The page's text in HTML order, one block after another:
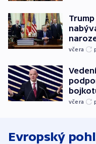
včera
včera
Evropský